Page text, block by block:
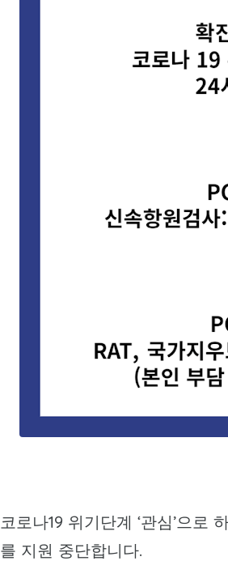
코로나19 위기단계 ‘관심’으로
를 지원 중단합니다.